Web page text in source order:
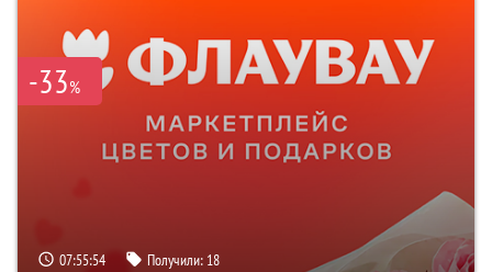
-33%
07:55:53 Получили: 18